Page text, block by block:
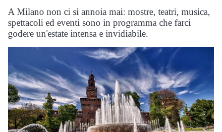
A Milano non ci si annoia mai: mostre, teatri, musica,
spettacoli ed eventi sono in programma che farci
godere un'estate intensa e invidiabile.